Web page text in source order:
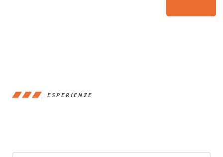
ESPERIENZE